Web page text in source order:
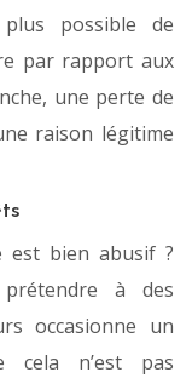
possible de
par rapport aux
une perte de
raison légitime
est bien abusif ?
à des
occasionne un
cela n’est pas